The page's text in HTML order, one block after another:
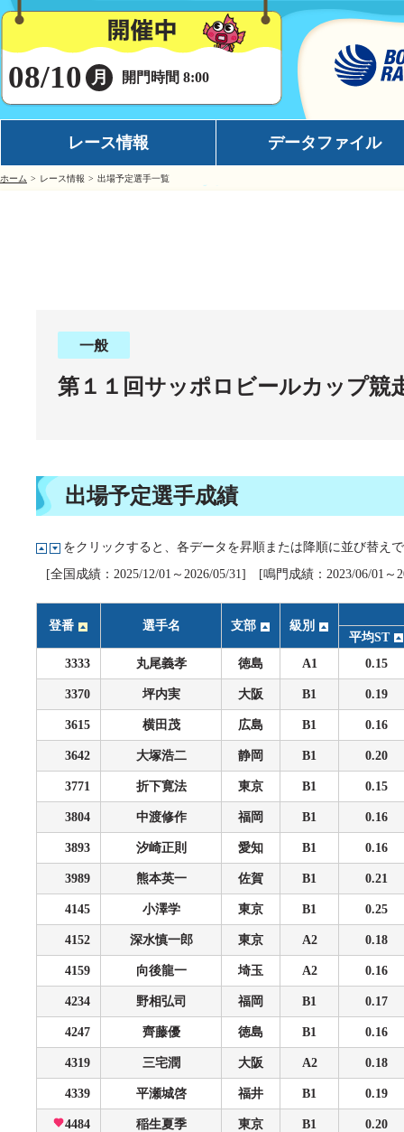
08/10 月 開門時間 8:00
レース情報
出走表・前日予想PDF
データファイル
過去の優勝戦レース
徳島支部選手一覧
新人選手紹介
ホーム レース情報 出場予定選手一覧
一般
第１１回サッポロビールカップ競
出場予定選手成績
をクリックすると、各データを昇順または降順に並び替え
[全国成績：2025/12/01～2026/05/31] [鳴門成績：2023/06/01～
登番 選手名 支部
級別
平均ST
3333
丸尾義孝 徳島 A1 0.15
3370 坪内実 大阪 B1 0.19
3615 横田茂 広島 B1 0.16
3642 大塚浩二 静岡 B1 0.20
3771 折下寛法 東京 B1 0.15
3804 中渡修作 福岡 B1 0.16
3893 汐崎正則 愛知 B1 0.16
3989 熊本英一 佐賀 B1 0.21
4145 小澤学 東京 B1 0.25
4152 深水慎一郎 東京 A2 0.18
4159 向後龍一 埼玉 A2 0.16
4234 野相弘司 福岡 B1 0.17
4247 齊藤優 徳島 B1 0.16
4319 三宅潤 大阪 A2 0.18
4339 平瀬城啓 福井 B1 0.19
4484 稲生夏季 東京 B1 0.20